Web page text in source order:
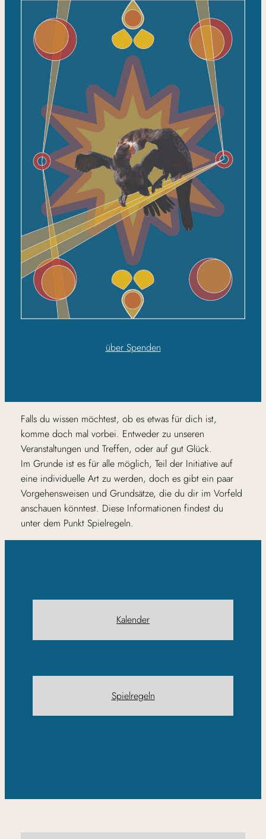
über Spenden
Falls du wissen möchtest, ob es etwas für dich ist,
komme doch mal vorbei. Entweder zu unseren
Veranstaltungen und Treffen, oder auf gut Glück.
Im Grunde ist es für alle möglich, Teil der Initiative auf
eine individuelle Art zu werden, doch es gibt ein paar
Vorgehensweisen und Grundsätze, die du dir im Vorfeld
anschauen könntest. Diese Informationen findest du
unter dem Punkt Spielregeln.
Kalender
Spielregeln